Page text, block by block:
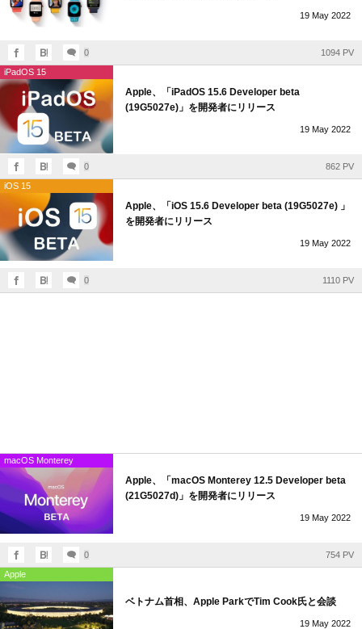
19 May 2022
0
1094 PV
iPadOS 15
Apple、「iPadOS 15.6 Developer beta
(19G5027e)」を開発者にリリース
19 May 2022
0
862 PV
iOS 15
Apple、「iOS 15.6 Developer beta (19G5027e) 」
を開発者にリリース
19 May 2022
0 1110 PV
macOS Monterey
Apple、「macOS Monterey 12.5 Developer beta
(21G5027d)」を開発者にリリース
19 May 2022
0
754 PV
Apple
ベトナム首相、Apple ParkでTim Cook氏と会談
19 May 2022